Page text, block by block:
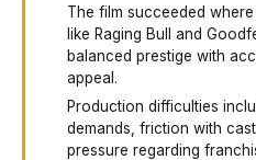
The film succeeded
like Raging Bull and
balanced prestige with
appeal.
Production difficulties
demands, friction with
pressure regarding